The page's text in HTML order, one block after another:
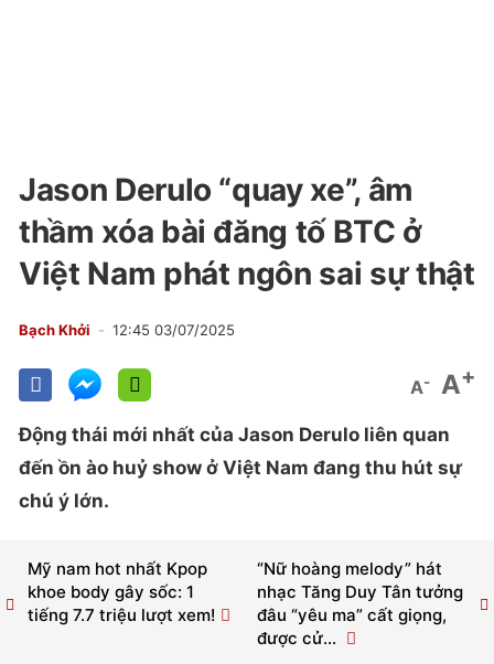
Jason Derulo “quay xe”, âm
thầm xóa bài đăng tố BTC ở
Việt Nam phát ngôn sai sự thật
Bạch Khởi 12:45 03/07/2025
A- A+
Động thái mới nhất của Jason Derulo liên quan
đến ồn ào huỷ show ở Việt Nam đang thu hút sự
chú ý lớn.
“Nữ hoàng melody” hát
nhạc Tăng Duy Tân tưởng
đâu “yêu ma” cất giọng,
được cử...
Mỹ nam hot nhất Kpop
khoe body gây sốc: 1
tiếng 7.7 triệu lượt xem!